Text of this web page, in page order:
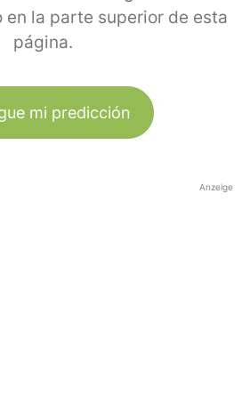
en la parte superior de esta
página.
mi predicción
Anzeige